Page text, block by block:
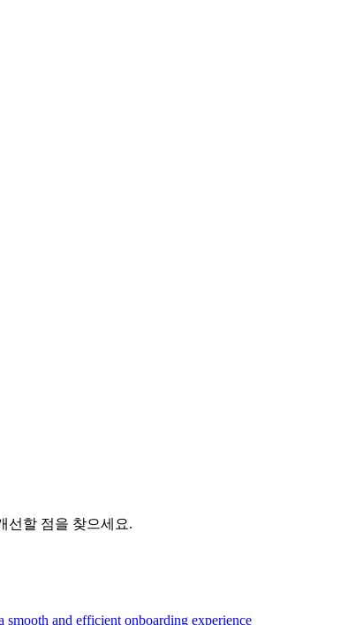
선할 점을 찾으세요.
and efficient onboarding experience